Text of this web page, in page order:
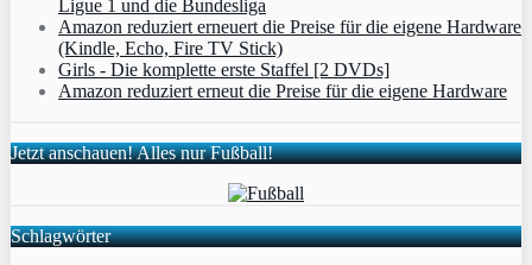
Ligue 1 und die Bundesliga
Amazon reduziert erneuert die Preise für die eigene Hardware
(Kindle, Echo, Fire TV Stick)
Girls - Die komplette erste Staffel [2 DVDs]
Amazon reduziert erneut die Preise für die eigene Hardware
Jetzt anschauen! Alles nur Fußball!
Schlagwörter